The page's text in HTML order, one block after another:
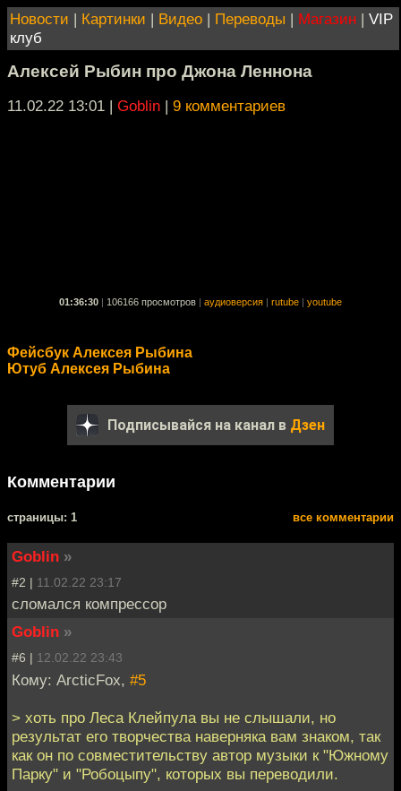
Новости | Картинки | Видео | Переводы | Магазин | VIP
клуб
Алексей Рыбин про Джона Леннона
11.02.22 13:01 | Goblin | 9 комментариев
01:36:30 106166 просмотров аудиоверсия rutube youtube
Фейсбук Алексея Рыбина
Ютуб Алексея Рыбина
Подписывайся на канал в Дзен
Комментарии
cтраницы: 1 все комментарии
Goblin »
#2 | 11.02.22 23:17
сломался компрессор
Goblin »
#6 | 12.02.22 23:43
Кому: ArcticFox, #5
> хоть про Леса Клейпула вы не слышали, но
результат его творчества наверняка вам знаком, так
как он по совместительству автор музыки к "Южному
Парку" и "Робоцыпу", которых вы переводили.